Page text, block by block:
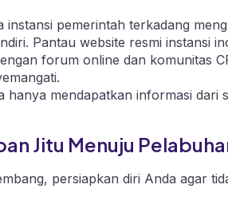
instansi pemerintah terkadang
Pantau website resmi instansi
forum online dan komunitas
hanya mendapatkan informasi dari
Jitu Menuju
persiapkan diri Anda agar